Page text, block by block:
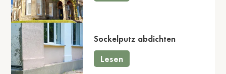
Sockelputz abdichten
Lesen